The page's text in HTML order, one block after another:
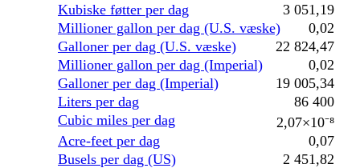
Kubiske føtter per dag
3 051,19
Millioner gallon per dag (U.S. væske)
0,02
Galloner per dag (U.S. væske)
22 824,47
Millioner gallon per dag (Imperial)
0,02
Galloner per dag (Imperial)
19 005,34
Liters per dag
86 400
Cubic miles per dag
2,07×10⁻⁸
Acre-feet per dag
0,07
Busels per dag (US)
2 451,82